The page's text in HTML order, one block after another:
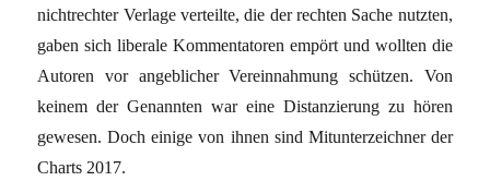
nichtrechter Verlage verteilte, die der rechten Sache nutzten,
gaben sich liberale Kommentatoren empört und wollten die
Autoren vor angeblicher Vereinnahmung schützen. Von
keinem der Genannten war eine Distanzierung zu hören
gewesen. Doch einige von ihnen sind Mitunterzeichner der
Charts 2017.